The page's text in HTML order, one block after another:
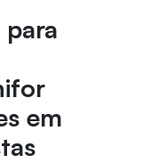
em